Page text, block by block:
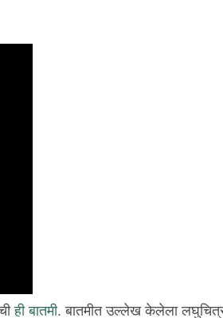
ही बातमी. बातमीत उल्लेख केलेला